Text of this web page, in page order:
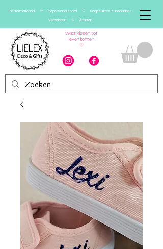
Plottermateriaal ♡ Gepersonaliseerd ♡ Doopsuikers & bedankjes
Verzenden ♡ Afhalen
Waar ideeën tot
leven komen
♡